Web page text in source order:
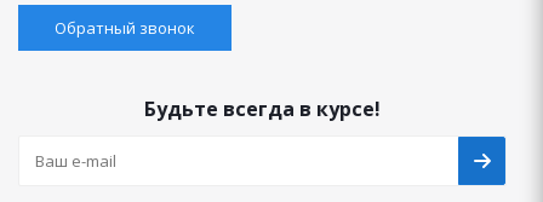
Обратный звонок
Будьте всегда в курсе!